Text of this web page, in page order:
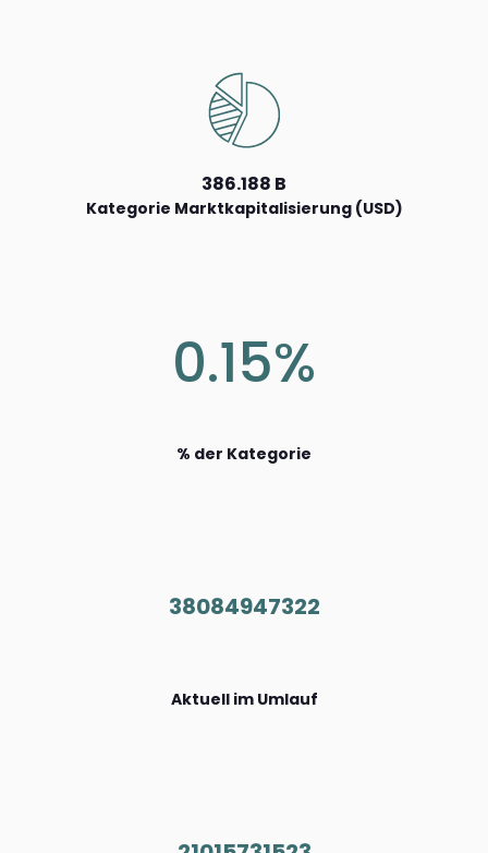
386.188 B
Kategorie Marktkapitalisierung (USD)
0.15%
% der Kategorie
38084947322
Aktuell im Umlauf